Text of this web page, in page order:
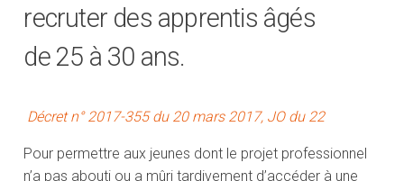
recruter des apprentis âgés
de 25 à 30 ans.
Décret n° 2017-355 du 20 mars 2017, JO du 22
Pour permettre aux jeunes dont le projet professionnel
n’a pas abouti ou a mûri tardivement d’accéder à une